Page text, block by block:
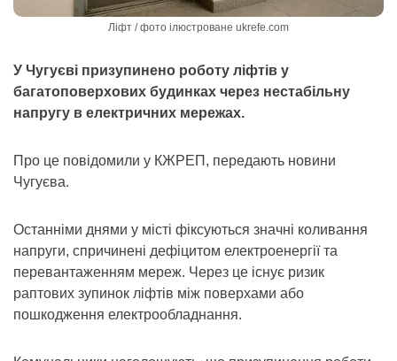
Ліфт / фото ілюстроване ukrefe.com
У Чугуєві призупинено роботу ліфтів у
багатоповерхових будинках через нестабільну
напругу в електричних мережах.
Про це повідомили у КЖРЕП, передають новини
Чугуєва.
Останніми днями у місті фіксуються значні коливання
напруги, спричинені дефіцитом електроенергії та
перевантаженням мереж. Через це існує ризик
раптових зупинок ліфтів між поверхами або
пошкодження електрообладнання.